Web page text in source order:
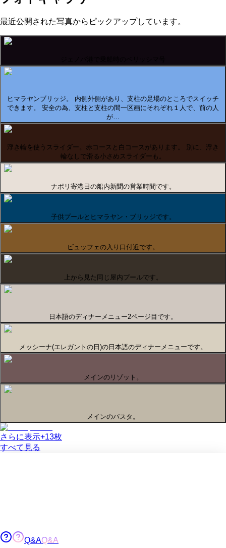
最近公開された写真からピックアップしています。
ヒマラヤンブリッジ。 内側外側があり、支柱の足場のところでスイッチ
できます。 安全の為、支柱と支柱の間一区画にそれぞれ１人で、前の人
が…
浮き輪を使うスライダー。赤コースと白コースがあります。 別に、浮き
輪なしで滑る小さめスライダーも。
ナポリ寄港日の船内新聞の営業時間です。
子供プールとヒマラヤン・ブリッジです。
ビュッフェの入り口付近です。
上から見た同じ屋内プールです。
日本語のディナーメニュー2ページ目です。
メッシーナ(エレガントの日)の日本語のディナーメニューです。
メインのリゾット。
メインのパスタ。
さらに表示+13枚
すべて見る
Q&AQ&A